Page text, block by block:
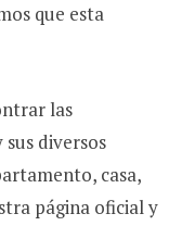
que esta
las
sus diversos
casa,
página oficial y